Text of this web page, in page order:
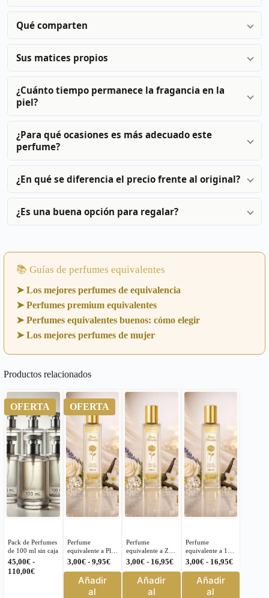
Qué comparten
Sus matices propios
¿Cuánto tiempo permanece la fragancia en la
piel?
¿Para qué ocasiones es más adecuado este
perfume?
¿En qué se diferencia el precio frente al original?
¿Es una buena opción para regalar?
📚 Guías de perfumes equivalentes
➤ Los mejores perfumes de equivalencia
➤ Perfumes premium equivalentes
➤ Perfumes equivalentes buenos: cómo elegir
➤ Los mejores perfumes de mujer
Productos relacionados
OFERTA
Pack de Perfumes
de 100 ml sin caja
45,00€ -
110,00€Rango
OFERTA
Perfume
equivalente a Play
Givenchy para
Hombre – 164
3,00€ - 9,95€Rango
de
Añadir
al
Este
producto
Perfume
equivalente a Zen
Shiseido para
Mujer – 626
3,00€ - 16,95€Rango
de
precios:
Añadir
al
Este
producto
Perfume
equivalente a 1
Million Lucky
Paco Rabanne
para Hombre –
3,00€ - 16,95€Rango
de
Añadir
al
Este
producto